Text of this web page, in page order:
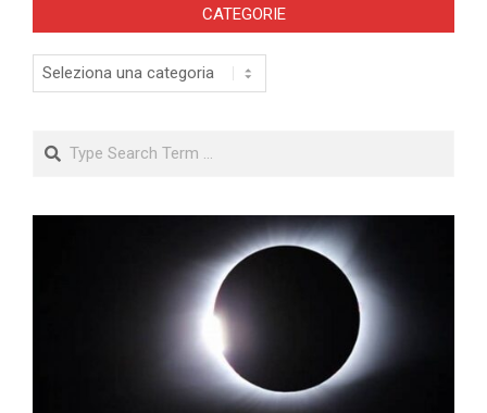
CATEGORIE
Categorie
Search